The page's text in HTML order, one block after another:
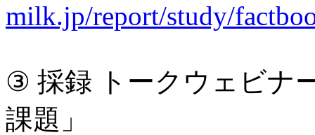
milk.jp/report/study/
③ 採録 トークウェビナ
課題」